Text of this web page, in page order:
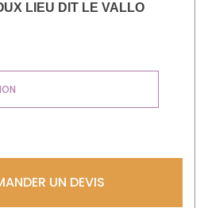
LIEU DIT LE VALLO
UN DEVIS